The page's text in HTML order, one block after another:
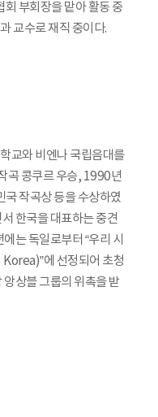
부회장을 맡아 활동 중
교수로 재직 중이다.
교와 비엔나 국립음대를
곡 콩쿠르 우승, 1990년
작곡상 등을 수상하였
한국을 대표하는 중견
는 독일로부터 “우리 시
에 선정되어 초청
상블 그룹의 위촉을 받